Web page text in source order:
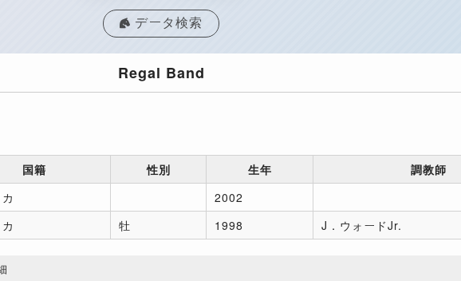
データ検索
Regal Band
国籍 性別 生年
調教師
2002
牡 1998 J．ウォードJr.